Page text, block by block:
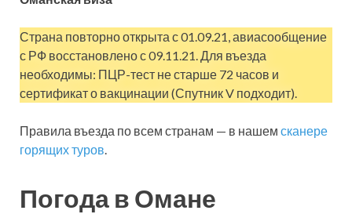
Страна повторно открыта с 01.09.21, авиасообщение
с РФ восстановлено с 09.11.21. Для въезда
необходимы: ПЦР-тест не старше 72 часов и
сертификат о вакцинации (Спутник V подходит).
Правила въезда по всем странам — в нашем сканере
горящих туров.
Погода в Омане